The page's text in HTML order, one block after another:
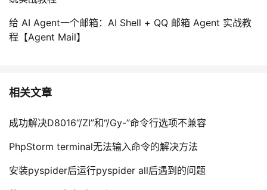
给 AI Agent一个邮箱：AI Shell + QQ 邮箱 Agent 实战教
程【Agent Mail】
相关文章
成功解决D8016“/ZI”和“/Gy-”命令行选项不兼容
PhpStorm terminal无法输入命令的解决方法
安装pyspider后运行pyspider all后遇到的问题